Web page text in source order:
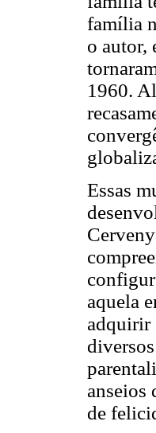
família
o autor,
1960.
Essas
aquela
adquirir
anseios
de